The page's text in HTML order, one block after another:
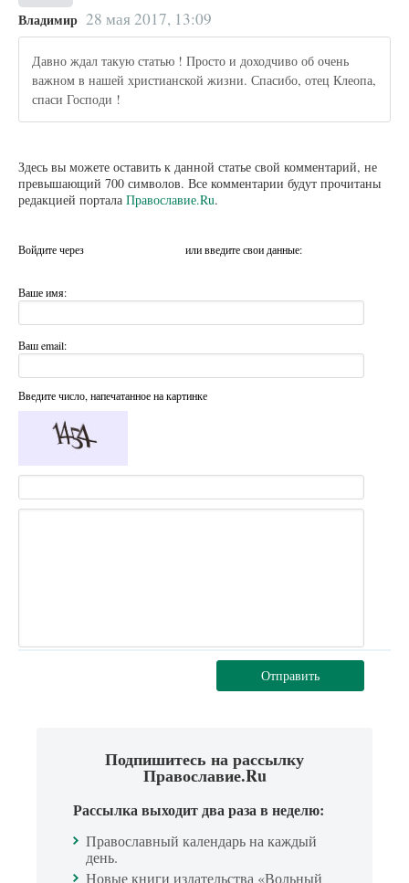
Владимир 28 мая 2017, 13:09
Давно ждал такую статью ! Просто и доходчиво об очень
важном в нашей христианской жизни. Спасибо, отец Клеопа,
спаси Господи !
Здесь вы можете оставить к данной статье свой комментарий, не
превышающий 700 символов. Все комментарии будут прочитаны
редакцией портала Православие.Ru.
Войдите через или введите свои данные:
Ваше имя:
Ваш email:
Введите число, напечатанное на картинке
Отправить
Подпишитесь на рассылку
Православие.Ru
Рассылка выходит два раза в неделю:
Православный календарь на каждый
день.
Новые книги издательства «Вольный